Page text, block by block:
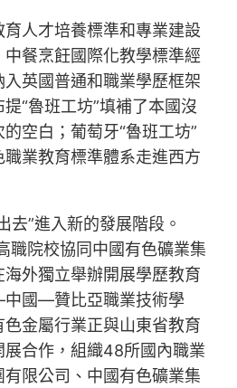
人才培養標準和專業建設
餐烹飪國際化教學標準經
英國普通和職業學歷框架
提“魯班工坊”填補了本國沒
空白；葡萄牙“魯班工坊”
業教育標準體系走進西方
去”進入新的發展階段。
職院校協同中國有色礦業集
海外獨立舉辦開展學歷教育
國—贊比亞職業技術學
色金屬行業正與山東省教育
展合作，組織48所國內職業
有限公司、中國有色礦業集